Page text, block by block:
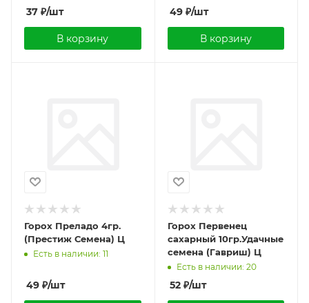
37 ₽/шт
В корзину
49₽/шт
В корзину
Горох Преладо 4гр.
(Престиж Семена) Ц
Есть в наличии: 11
49 ₽/шт
Горох Первенец
сахарный 10гр.Удачные
семена (Гавриш) Ц
Есть в наличии: 20
52₽/шт